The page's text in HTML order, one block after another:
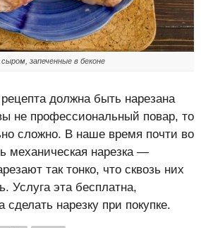
запеченные в беконе
рецепта должна быть нарезана
не профессиональный повар, то
сложно. В наше время почти во
механическая нарезка —
так тонко, что сквозь них
Услуга эта бесплатна,
сделать нарезку при покупке.